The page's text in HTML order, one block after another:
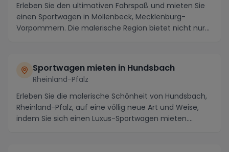
Erleben Sie den ultimativen Fahrspaß und mieten Sie
einen Sportwagen in Möllenbeck, Mecklenburg-
Vorpommern. Die malerische Region bietet nicht nur
Sportwagen mieten in Hundsbach
Rheinland-Pfalz
Erleben Sie die malerische Schönheit von Hundsbach,
Rheinland-Pfalz, auf eine völlig neue Art und Weise,
indem Sie sich einen Luxus-Sportwagen mieten....